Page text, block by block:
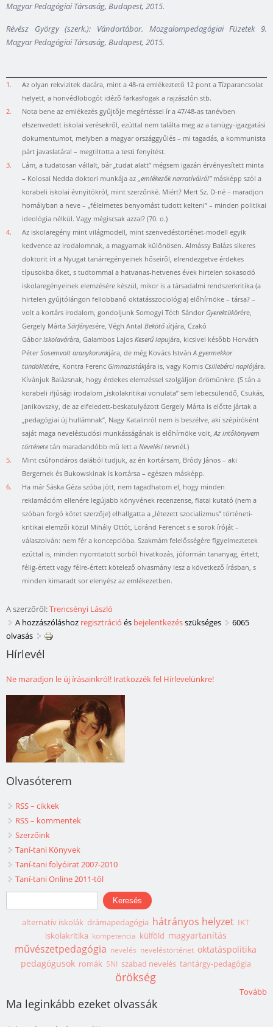
Magyar Pedagógiai Társaság, Budapest, 2015.
Révész György (szerk.): Vándortábor. Mozgalompedagógiai Füzetek 9.
Magyar Pedagógiai Társaság, Budapest, 2015.
1.
Az olyan rekvizitek dacára, mint a 48-ra emlékeztető 12 pont a Tízparancsolat
helyett, a honvédlobogót idéző farkasfogak a rajzászlón stb.
2.
Nota bene az emlékezés gyűjtője megértéssel ír a 47/48-as tanévben
elszenvedett iskolai verésekről, ezúttal nem találta meg az a tanügy-igazgatási
dokumentumot, melyben a magyar országgyűlés – mi tagadás, a kommunista
párt javaslatára! – megtiltotta a testi fenyítést.
3.
Lám, a tudatosan vállalt, bár „tudat alatt” mégsem igazán érvényesített minta
– Kolosai Nedda doktori munkája az„emlékezők narratíváiról”másképp szól a
korabeli iskolai évnyitókról, mint szerzőnké. Miért? Mert Sz. D-né – maradjon
homályban a neve – „félelmetes benyomást tudott kelteni” – minden politikai
ideológia nélkül. Vagy mégiscsak azzal? (70. o.)
4.
Az iskolaregény mint világmodell, mint szenvedéstörténet-modell egyik
kedvence az irodalomnak, a magyarnak különösen. Almássy Balázs sikeres
doktorit írt a Nyugat tanárregényeinek hőseiről, elrendezgetve érdekes
típusokba őket, s tudtommal a hatvanas-hetvenes évek hirtelen sokasodó
iskolaregényeinek elemzésére készül, mikor is a társadalmi rendszerkritika (a
hirtelen gyújtólángon fellobbanó oktatásszociológia) előhírnöke – társa? –
volt a kortárs irodalom, gondoljunk Somogyi Tóth Sándor Gyerektükörére,
Gergely MártaSárfényesére, Végh AntalBekötő útjára, Czakó
GáborIskolavárára, Galambos LajosKeserű lapujára, kicsivel később Horváth
PéterSosemvolt aranykorunkjára, de még Kovács István A gyermekkor
tündökletére, Kontra Ferenc Gimnazistákjára is, vagy Kornis Csillebérci naplójára.
Kívánjuk Balázsnak, hogy érdekes elemzéssel szolgáljon örömünkre. (S tán a
korabeli ifjúsági irodalom „iskolakritikai vonulata” sem lebecsülendő, Csukás,
Janikovszky, de az elfeledett-beskatulyázott Gergely Márta is előtte jártak a
„pedagógiai új hullámnak”, Nagy Katalinról nem is beszélve, aki szépíróként
saját maga neveléstudósi munkásságának is előhírnöke volt,Az intőkönyvem
története tán maradandóbb mű lett aNevelési tervnél.)
5.
Mint csúfondáros dalából tudjuk, az én kortársam, Bródy János – aki
Bergernek és Bukowskinak is kortársa – egészen másképp.
6.
Ha már Sáska Géza szóba jött, nem tagadhatom el, hogy minden
reklamációm ellenére legújabb könyvének recenzense, fiatal kutató (nem a
szóban forgó kötet szerzője) elhallgatta a „létezett szocializmus” történeti-
kritikai elemzői közül Mihály Ottót, Loránd Ferencet s e sorok íróját –
válaszolván: nem fér a koncepcióba. Szakmám felelősségére figyelmeztetek
ezúttal is, minden nyomtatott sorból hivatkozás, jóformán tananyag, értett,
félig-értett vagy félre-értett kötelező olvasmány lesz a következő írásban, s
minden kimaradt sor elenyész az emlékezetben.
A szerzőről:Trencsényi László
A hozzászóláshoz regisztráció és bejelentkezésszükséges
6065
olvasás
Hírlevél
Ne maradjon le új írásainkról! Iratkozzék fel Hírlevelünkre!
Olvasóterem
RSS – cikkek
RSS – kommentek
Szerzőink
Taní-tani Könyvek
Taní-tani folyóirat 2007-2010
Taní-tani Online 2011-től
Keresés űrlap
Keresés
alternatív iskolák drámapedagógia hátrányos helyzet IKT
iskolakritika kompetencia külföld magyartanítás
művészetpedagógia nevelés neveléstörténet oktatáspolitika
pedagógusok romák SNI szabad nevelés tantárgy-pedagógia
örökség
Tovább
Ma leginkább ezeket olvassák